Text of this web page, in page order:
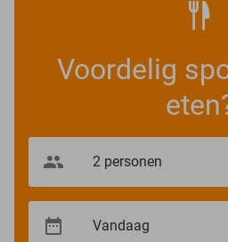
Voordelig